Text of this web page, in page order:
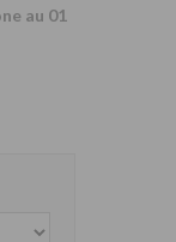
au 01